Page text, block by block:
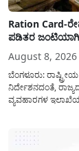
Ration Card-
ಪಡಿತರ
August 8, 2026
ಬೆಂಗಳೂರು:
ನಿರ್ದೇಶನದಂತೆ,
ವ್ಯವಹಾರಗಳ